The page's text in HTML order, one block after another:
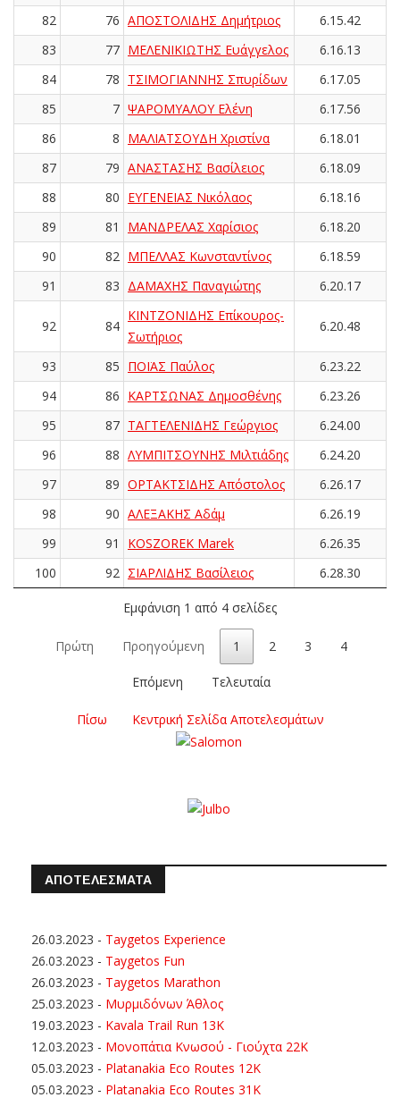
82
76 ΑΠΟΣΤΟΛΙΔΗΣ Δημήτριος
6.15.42
83
77 ΜΕΛΕΝΙΚΙΩΤΗΣ Ευάγγελος
6.16.13
84
78 ΤΣΙΜΟΓΙΑΝΝΗΣ Σπυρίδων
6.17.05
85
7 ΨΑΡΟΜΥΑΛΟΥ Ελένη
6.17.56
86
8 ΜΑΛΙΑΤΣΟΥΔΗ Χριστίνα
6.18.01
87
79 ΑΝΑΣΤΑΣΗΣ Βασίλειος
6.18.09
88
80 ΕΥΓΕΝΕΙΑΣ Νικόλαος
6.18.16
89
81 ΜΑΝΔΡΕΛΑΣ Χαρίσιος
6.18.20
90
82 ΜΠΕΛΛΑΣ Κωνσταντίνος
6.18.59
91
83 ΔΑΜΑΧΗΣ Παναγιώτης 6.20.17
92 84
ΚΙΝΤΖΟΝΙΔΗΣ Επίκουρος-
Σωτήριος
6.20.48
93 85 ΠΟΪΑΣ Παύλος
6.23.22
94
86 ΚΑΡΤΣΩΝΑΣ Δημοσθένης
6.23.26
95
87 ΤΑΓΤΕΛΕΝΙΔΗΣ Γεώργιος
6.24.00
96
88 ΛΥΜΠΙΤΣΟΥΝΗΣ Μιλτιάδης
6.24.20
97
89 ΟΡΤΑΚΤΣΙΔΗΣ Απόστολος
6.26.17
98
90 ΑΛΕΞΑΚΗΣ Αδάμ
6.26.19
99
91 KOSZOREK Marek
6.26.35
100
92 ΣΙΑΡΛΙΔΗΣ Βασίλειος 6.28.30
Εμφάνιση 1 από 4 σελίδες
Πρώτη Προηγούμενη 1 2 3 4
Επόμενη Τελευταία
Πίσω Κεντρική Σελίδα Αποτελεσμάτων
ΑΠΟΤΕΛΕΣΜΑΤΑ
26.03.2023 - Taygetos Experience
26.03.2023 - Taygetos Fun
26.03.2023 - Taygetos Marathon
25.03.2023 - Μυρμιδόνων Άθλος
19.03.2023 - Kavala Trail Run 13K
12.03.2023 - Μονοπάτια Κνωσού - Γιούχτα 22Κ
05.03.2023 - Platanakia Eco Routes 12K
05.03.2023 - Platanakia Eco Routes 31K